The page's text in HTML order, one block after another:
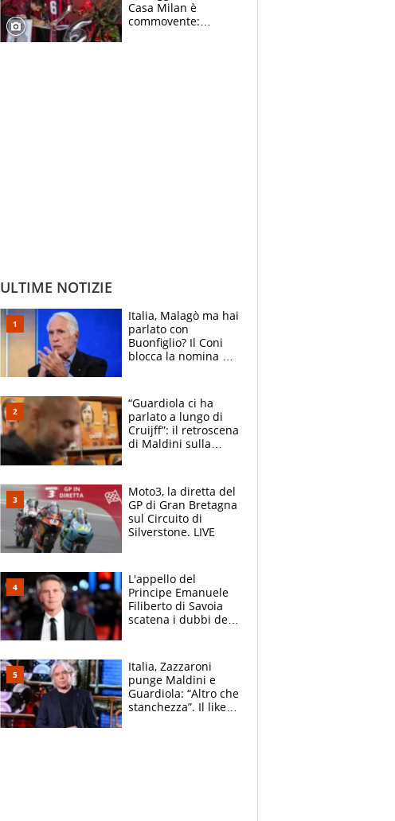
Casa Milan è
commovente:
ULTIME NOTIZIE
Italia, Malagò ma hai
parlato con
Buonfiglio? Il Coni
blocca la nomina di
“Guardiola ci ha
parlato a lungo di
Cruijff”: il retroscena
di Maldini sulla
Moto3, la diretta del
GP di Gran Bretagna
sul Circuito di
Silverstone. LIVE
L'appello del
Principe Emanuele
Filiberto di Savoia
scatena i dubbi dei
Italia, Zazzaroni
punge Maldini e
Guardiola: “Altro che
stanchezza”. Il like